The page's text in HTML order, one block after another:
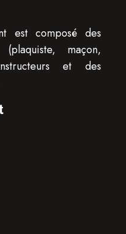
est composé des
maçon,
et des